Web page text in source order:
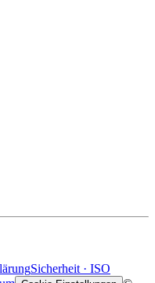
Sicherheit · ISO